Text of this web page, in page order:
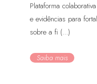
Plataforma
e evidências para
sobre a fi (...)
Saiba mais